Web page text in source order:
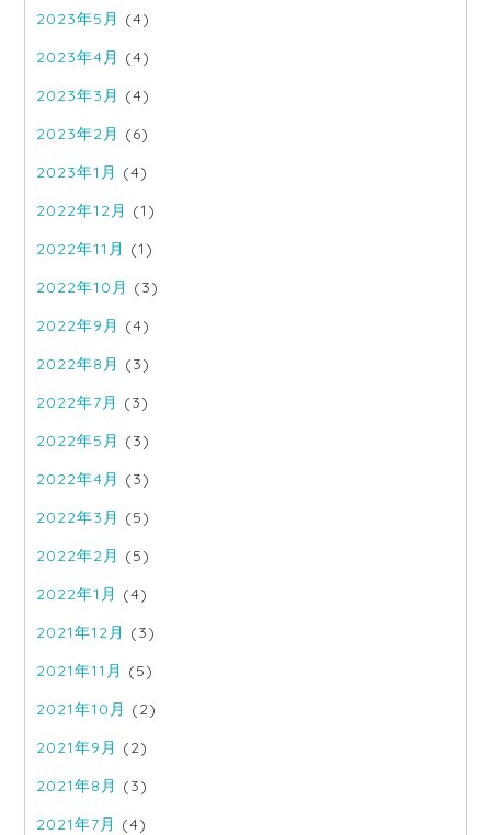
2023年5月 (4)
2023年4月 (4)
2023年3月 (4)
2023年2月 (6)
2023年1月 (4)
2022年12月 (1)
2022年11月 (1)
2022年10月 (3)
2022年9月 (4)
2022年8月 (3)
2022年7月 (3)
2022年5月 (3)
2022年4月 (3)
2022年3月 (5)
2022年2月 (5)
2022年1月 (4)
2021年12月 (3)
2021年11月 (5)
2021年10月 (2)
2021年9月 (2)
2021年8月 (3)
2021年7月 (4)